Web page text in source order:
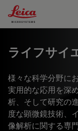
Leica
ライフサイ
様々な科学分野に
実用的な応用を深
析、そして研究の
度な顕微鏡技術、
像解析に関する専